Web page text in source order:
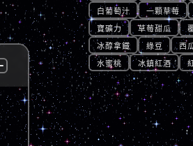
白葡萄汁
一顆草莓
寶礦力
草莓甜瓜
冰醇拿鐵
綠豆 西
水蜜桃
冰鎮紅酒